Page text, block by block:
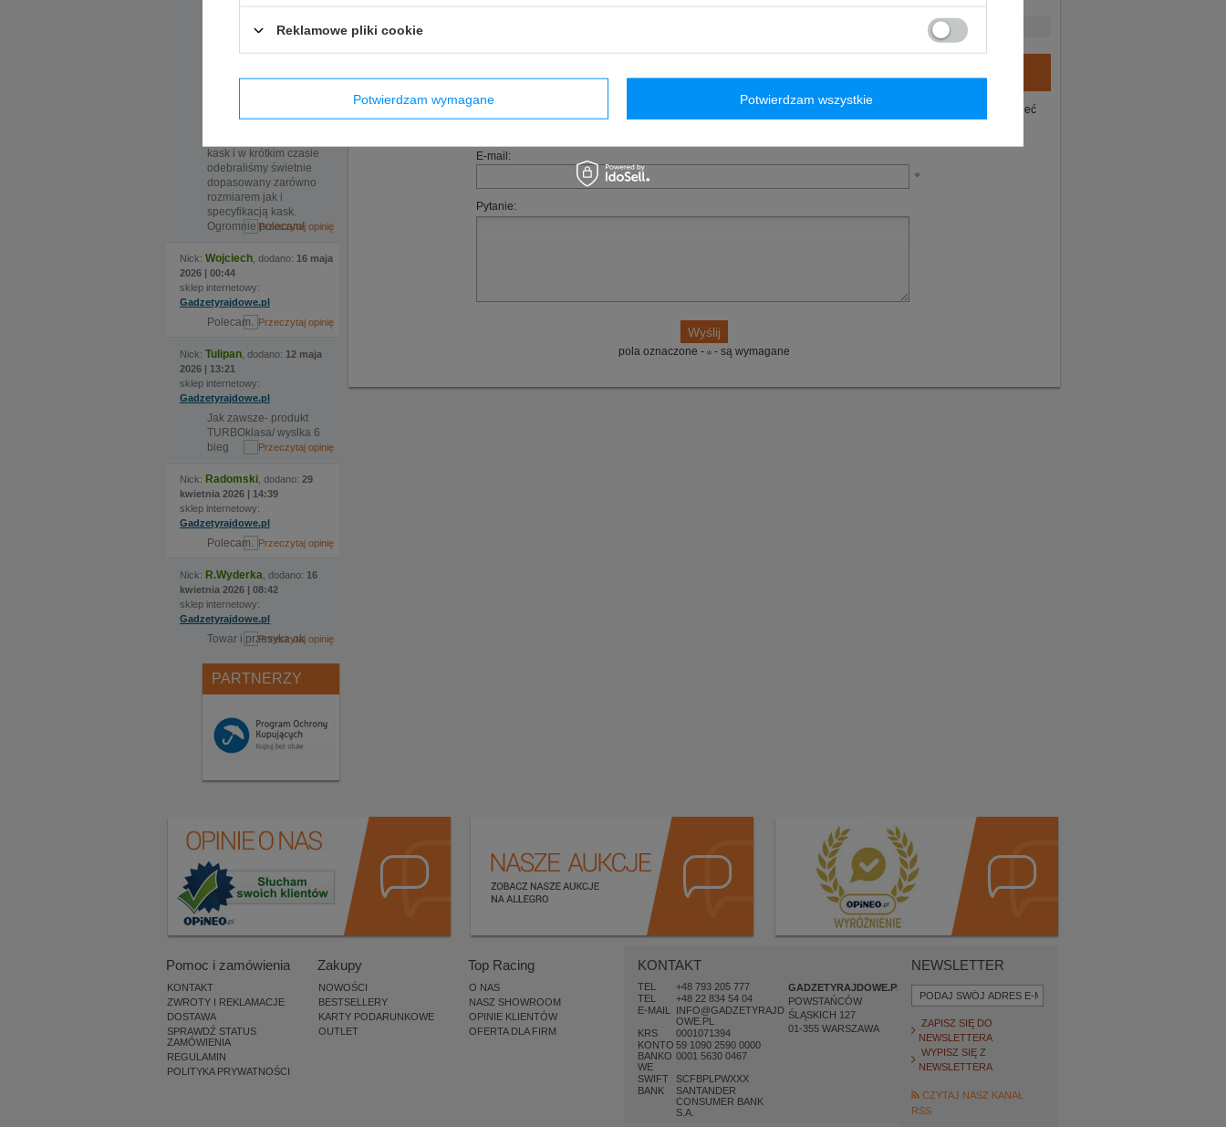
dwóch rozmiarach, ale
nadmieniona
zauważyła że certyfikat
kask i w krótkim czasie
odebraliśmy świetnie
dopasowany zarówno
rozmiarem jak i
specyfikacją kask.
Ogromnie polecam!
Nick: Wojciech , dodano: 16 maja
2026 | 00:44
sklep internetowy:
Gadzetyrajdowe.pl
Polecam.
Nick: Tulipan , dodano: 12 maja
2026 | 13:21
sklep internetowy:
Gadzetyrajdowe.pl
Jak zawsze- produkt
TURBOklasa/ wyslka 6
bieg
Nick: Radomski , dodano: 29
kwietnia 2026 | 14:39
sklep internetowy:
Gadzetyrajdowe.pl
Polecam.
Nick: R.Wyderka , dodano: 16
kwietnia 2026 | 08:42
sklep internetowy:
Gadzetyrajdowe.pl
Towar i przesyka ok
PARTNERZY
Opinie (0) Zadaj pytanie Poleć znajomym
Jeżeli powyższy opis jest dla Ciebie niewystarczający, prześlij nam swoje pytanie odnośnie tego produktu. Postaramy się odpowiedzieć
E-mail:
Pytanie:
pola oznaczone - - są wymagane
Pomoc i zamówienia
KONTAKT
ZWROTY I REKLAMACJE
DOSTAWA
SPRAWDŹ STATUS
ZAMÓWIENIA
REGULAMIN
POLITYKA PRYWATNOŚCI
Zakupy
NOWOŚCI
BESTSELLERY
KARTY PODARUNKOWE
OUTLET
Top Racing
O NAS
NASZ SHOWROOM
OPINIE KLIENTÓW
OFERTA DLA FIRM
KONTAKT
TEL
+48 793 205 777
TEL
+48 22 834 54 04
E-MAIL
INFO@GADZETYRAJD
OWE.PL
KRS
0001071394
KONTO
BANKO
WE
59 1090 2590 0000
0001 5630 0467
SWIFT
SCFBPLPWXXX
BANK
SANTANDER
CONSUMER BANK
S.A.
GADZETYRAJDOWE.PL
POWSTAŃCÓW
ŚLĄSKICH 127
01-355 WARSZAWA
NEWSLETTER
ZAPISZ SIĘ DO
NEWSLETTERA
WYPISZ SIĘ Z
NEWSLETTERA
CZYTAJ NASZ KANAŁ
RSS
Reklamowe pliki cookie
Potwierdzam wymagane Potwierdzam wszystkie